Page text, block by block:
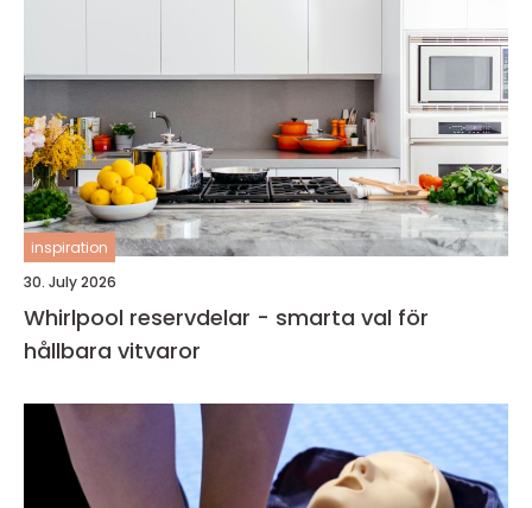
inspiration
30. July 2026
Whirlpool reservdelar - smarta val för
hållbara vitvaror